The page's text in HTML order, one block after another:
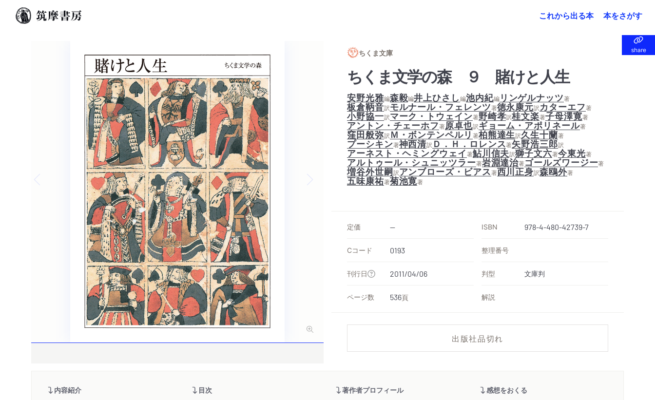
これから出る本 本をさがす
share
share
ちくま文庫
ちくま文学の森 ９ 賭けと人生
安野光雅編森毅編井上ひさし編池内紀編リンゲルナッツ著
板倉鞆音訳モルナール・フェレンツ著徳永康元訳カターエフ著
小野協一訳マーク・トウェイン著野崎孝訳桂文楽著子母澤寛著
アントン・チェーホフ著原卓也訳ギョーム・アポリネール著
窪田般弥訳Ｍ・ボンテンペルリ著柏熊達生訳久生十蘭著
プーシキン著神西清訳Ｄ．Ｈ．ロレンス著矢野浩三郎訳
アーネスト・ヘミングウェイ著鮎川信夫訳獅子文六著今東光著
アルトゥール・シュニッツラー著岩淵達治著ゴールズワージー著
増谷外世嗣訳アンブローズ・ビアス著西川正身訳森鴎外著
五味康祐著菊池寛著
定価 -- ISBN 978-4-480-42739-7
Cコード 0193 整理番号
刊行日 2011/04/06 判型 文庫判
ページ数 536頁 解説
出版社品切れ
内容紹介 目次 著作者プロフィール 感想をおくる